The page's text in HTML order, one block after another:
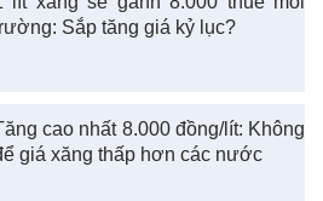
Sắp tăng giá kỷ lục?
cao nhất 8.000 đồng/lít: Không
giá xăng thấp hơn các nước